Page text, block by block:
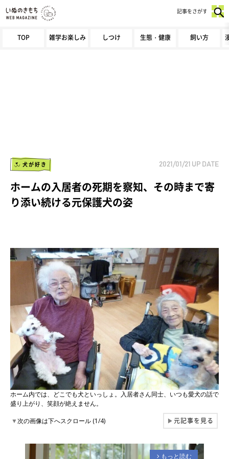
TOP 雑学お楽しみ しつけ 生態・健康 飼い方
記事をさがす
犬が好き 2021/01/21 UP DATE
ホームの入居者の死期を察知、その時まで寄
り添い続ける元保護犬の姿
ホーム内では、どこでも犬といっしょ。入居者さん同士、いつも愛犬の話で
盛り上がり、笑顔が絶えません。
▼次の画像は下へスクロール (1/4) ▶元記事を見る
arrow_forward_ios もっと読む